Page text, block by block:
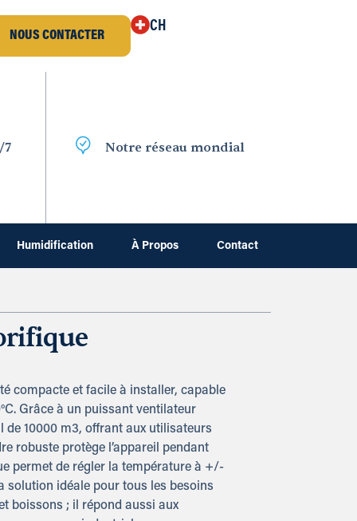
NOUS CONTACTER
CH
7 Notre réseau mondial
Humidification À Propos Contact
compacte et facile à installer, capable
Grâce à un puissant ventilateur
de 10000 m3, offrant aux utilisateurs
robuste protège l’appareil pendant
permet de régler la température à +/-
solution idéale pour tous les besoins
boissons ; il répond aussi aux